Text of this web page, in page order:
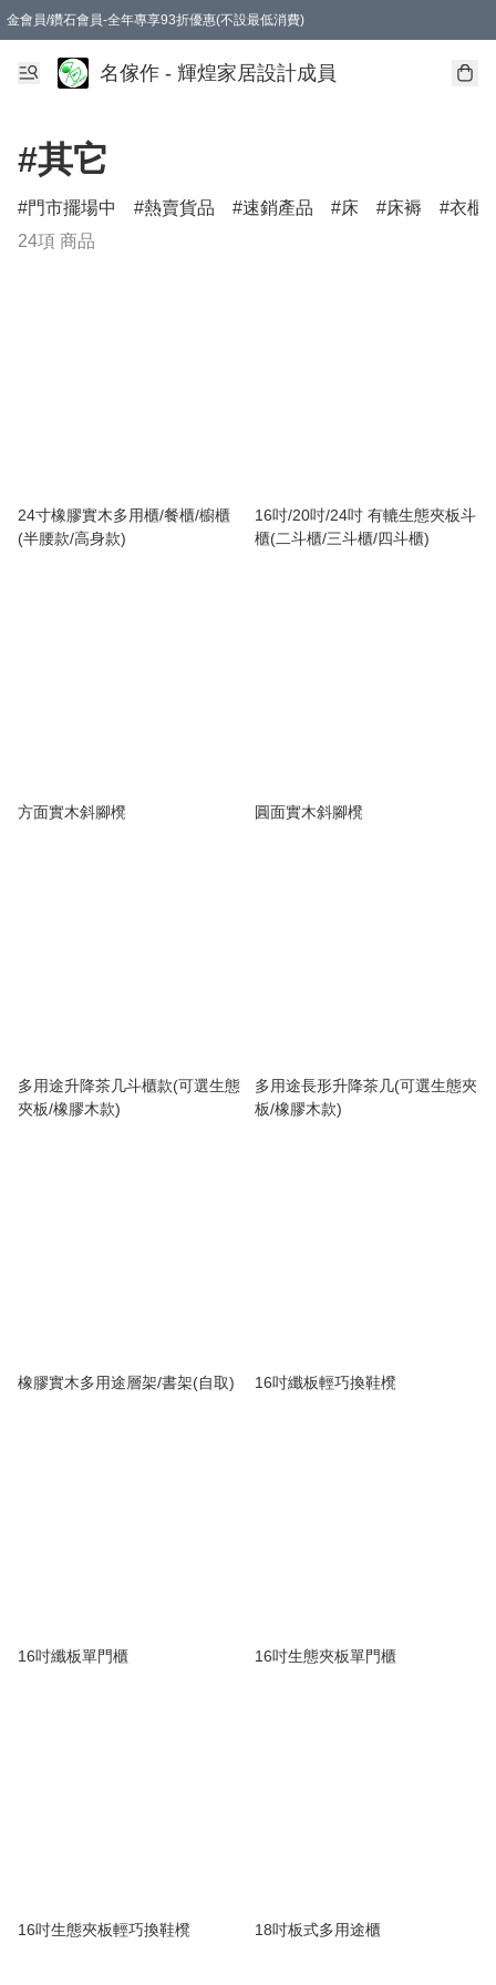
金會員/鑽石會員-全年專享93折優惠(不設最低消費)
名傢作 - 輝煌家居設計成員
#其它
門市擺場中 熱賣貨品 速銷產品 床 床褥
衣櫃
24項 商品
24寸橡膠實木多用櫃/餐櫃/櫥櫃
(半腰款/高身款)
16吋/20吋/24吋 有轆生態夾板斗
櫃(二斗櫃/三斗櫃/四斗櫃)
方面實木斜腳櫈 圓面實木斜腳櫈
多用途升降茶几斗櫃款(可選生態
夾板/橡膠木款)
多用途長形升降茶几(可選生態夾
板/橡膠木款)
橡膠實木多用途層架/書架(自取) 16吋纖板輕巧換鞋櫈
16吋纖板單門櫃 16吋生態夾板單門櫃
16吋生態夾板輕巧換鞋櫈 18吋板式多用途櫃